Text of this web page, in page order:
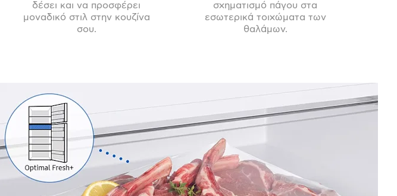
δέσει και να προσφέρει
μοναδικό στιλ στην κουζίνα
σου.
σχηματισμό πάγου στα
εσωτερικά τοιχώματα των
θαλάμων.